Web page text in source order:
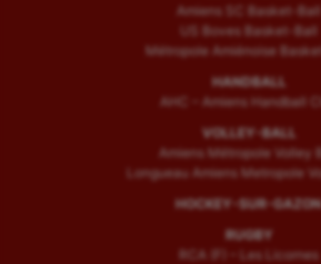
Amiens SC Basket-Ball
US Boves Basket-Ball
Métropole Amiénoise
HANDBALL
AHC – Amiens Handball
VOLLEY-BALL
Amiens Métropole Volley
Longueau Amiens Metropole
HOCKEY-SUR-GAZON
RUGBY
RCA (F) – Les Licornes